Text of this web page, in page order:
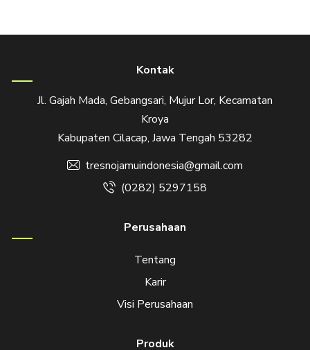
Kontak
Jl. Gajah Mada, Gebangsari, Mujur Lor, Kecamatan
Kroya
Kabupaten Cilacap, Jawa Tengah 53282
tresnojamuindonesia@gmail.com
(0282) 5297158
Perusahaan
Tentang
Karir
Visi Perusahaan
Produk